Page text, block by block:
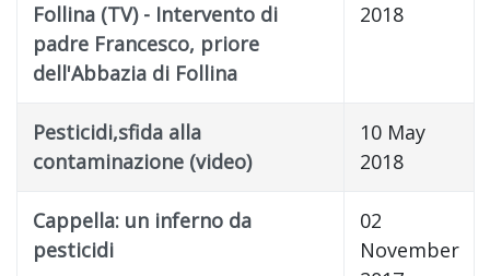
Follina (TV) - Intervento di
padre Francesco, priore
dell'Abbazia di Follina
2018
Pesticidi,sfida alla
contaminazione (video)
10 May
2018
Cappella: un inferno da
pesticidi
02
November